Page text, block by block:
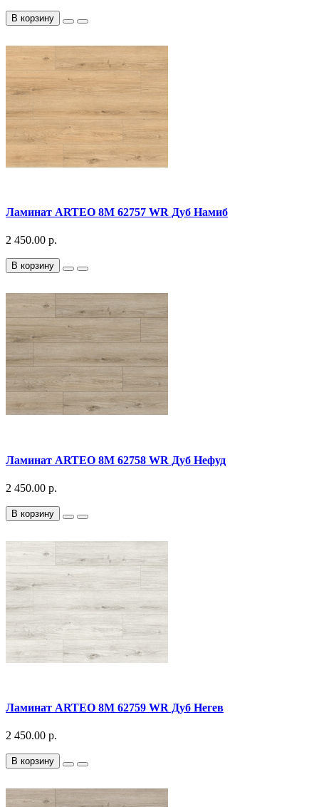
В корзину
Ламинат ARTEO 8M 62757 WR Дуб Намиб
2 450.00 р.
В корзину
Ламинат ARTEO 8M 62758 WR Дуб Нефуд
2 450.00 р.
В корзину
Ламинат ARTEO 8M 62759 WR Дуб Негев
2 450.00 р.
В корзину